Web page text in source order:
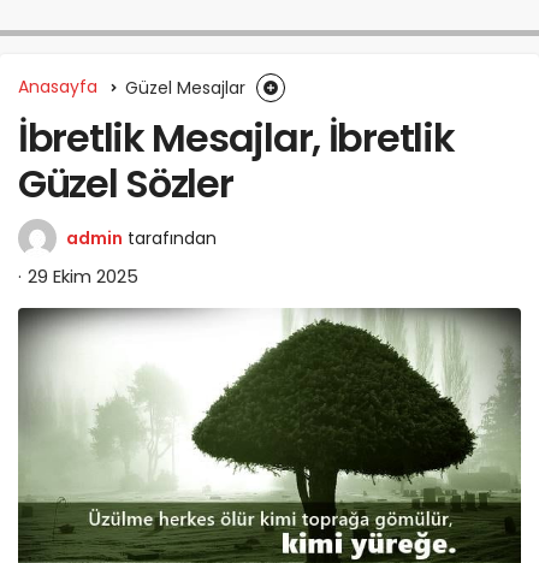
Anasayfa Güzel Mesajlar
İbretlik Mesajlar, İbretlik
Güzel Sözler
admin tarafından
29 Ekim 2025